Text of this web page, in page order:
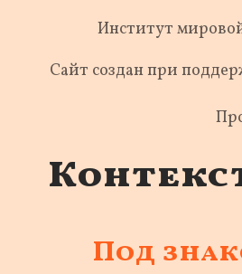
Институт
Сайт создан при
Под